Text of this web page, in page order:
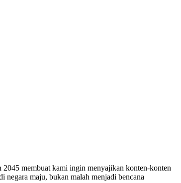
2045 membuat kami ingin menyajikan konten-konten
negara maju, bukan malah menjadi bencana